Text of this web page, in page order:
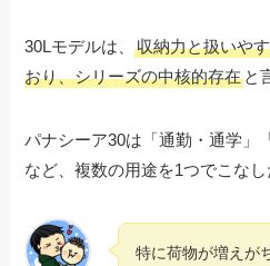
30Lモデルは、収納力と扱いや
おり、シリーズの中核的存在 と
パナシーア30は「通勤・通学」
など、複数の用途を1つでこなし
特に荷物が増えが